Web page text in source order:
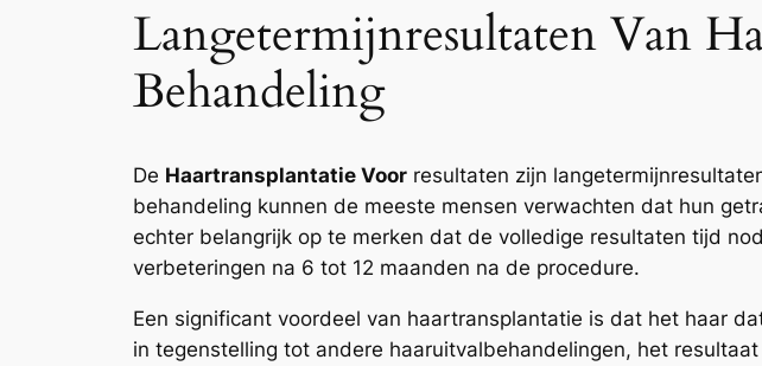
Langetermijnresultaten Van
Behandeling
De Haartransplantatie Voor resultaten zijn
behandeling kunnen de meeste mensen verwachten dat hun
echter belangrijk op te merken dat de volledige resultaten tijd
verbeteringen na 6 tot 12 maanden na de procedure.
Een significant voordeel van haartransplantatie is dat het haar
in tegenstelling tot andere haaruitvalbehandelingen, het